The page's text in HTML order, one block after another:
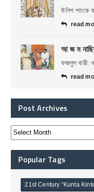
উনিশ শতকে
read
আ জ ম
ফজলুল বারী:
read
Post Archives
Popular Tags
21st Century “Kunta